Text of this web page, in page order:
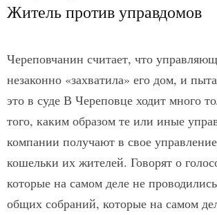
Житель против управдомов
Череповчанин считает, что
незаконно «захватила» его дом, и
это в суде В Череповце ходит много
того, каким образом те или иные
компании получают в свое
кошельки их жителей. Говорят о
которые на самом деле не
общих собраний, которые на самом